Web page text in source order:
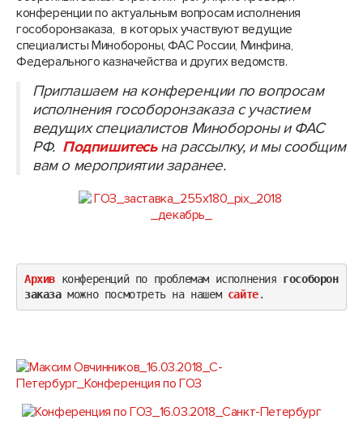
конференции по актуальным вопросам исполнения
гособоронзаказа, в которых участвуют ведущие
специалисты Минобороны, ФАС России, Минфина,
Федерального казначейства и других ведомств.
Приглашаем на конференции по вопросам
исполнения гособоронзаказа с участием
ведущих специалистов Минобороны и ФАС
РФ. Подпишитесь на рассылку, и мы сообщим
вам о мероприятии заранее.
Архив конференций по проблемам исполнения гособорон
заказа можно посмотреть на нашем сайте.